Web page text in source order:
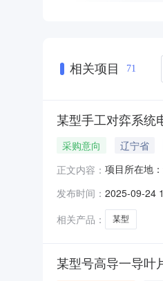
相关项目 71
某型手工对弈系统
采购意向 辽宁省
正文内容： 项目所在地
购数量：1套
发布时间： 2025-09-24
相关产品：
某型
某型号高导一导叶